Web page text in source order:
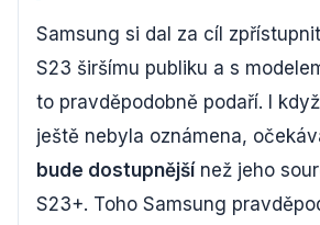
Samsung si dal za cíl
S23 širšímu publiku a s
to pravděpodobně podaří. I
ještě nebyla oznámena,
bude dostupnějšínež jeho
S23+. Toho Samsung